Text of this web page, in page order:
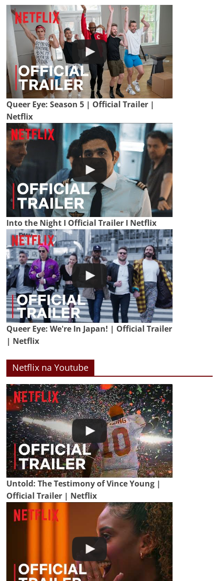
Queer Eye: Season 5 | Official Trailer |
Netflix
Into the Night I Official Trailer I Netflix
Queer Eye: We're In Japan! | Official Trailer
| Netflix
Netflix na Youtube
Untold: The Testimony of Vince Young |
Official Trailer | Netflix